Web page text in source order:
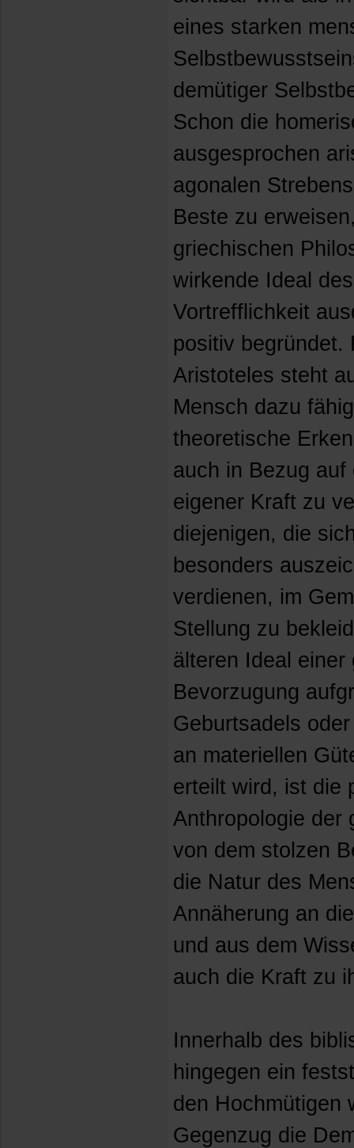
eines starken
demütiger
Schon die
ausgesprochen
agonalen
Beste zu
griechischen
wirkende Ideal
Vortrefflichkeit
positiv begründet.
Aristoteles steht
Mensch dazu
theoretische
auch in Bezug
eigener Kraft zu
diejenigen, die
besonders
verdienen, im
Stellung zu
älteren Ideal
Bevorzugung
Geburtsadels
an materiellen
erteilt wird, ist die
Anthropologie der
von dem stolzen
die Natur des
Annäherung an
und aus dem
auch die Kraft zu
Innerhalb des
hingegen ein
den Hochmütigen
Gegenzug die